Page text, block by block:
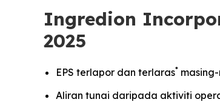
Ingredion
2025
EPS terlapor dan terlaras*
Aliran tunai daripada aktiviti